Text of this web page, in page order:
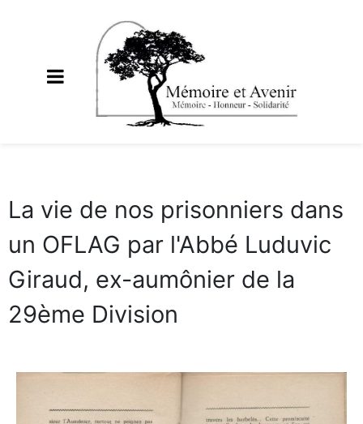
La vie de nos prisonniers dans
un OFLAG par l'Abbé Luduvic
Giraud, ex-aumônier de la
29ème Division